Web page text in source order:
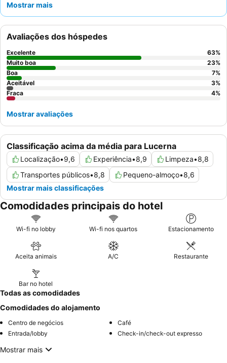
exploração da cidade. Os funcionários recebem
simpático, complementando o
altamente avaliado e as deliciosas ofertas do restaurante
italiano no local, Bacio della Mamma. Para uma estadia mais
tranquila, os hóspedes recomendam pedir um quarto virado
para o jardim.
Mostrar mais
Classificação acima da média para Lucerna
Localização•9,6 Experiência•8,9 Limpeza•8,8
Transportes públicos•8,8 Pequeno-almoço•8,6
Mostrar mais classificações
Avaliações dos hóspedes
Excelente 63%
Muito boa
23%
Boa
7%
Aceitável
3%
Fraca
4%
Mostrar avaliações
Comodidades principais do hotel
Wi-fi no lobby Wi-fi nos quartos Estacionamento
Aceita animais A/C Restaurante
Bar no hotel
Todas as comodidades
Comodidades do alojamento
Centro de negócios
Café
Entrada/lobby
Check-in/check-out expresso
Mostrar mais